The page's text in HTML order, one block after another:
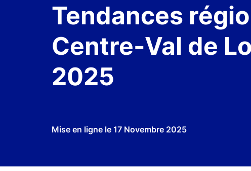
Tendances
Centre-Val de
2025
Mise en ligne le 17 Novembre 2025